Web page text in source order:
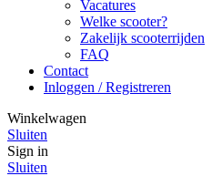
Vacatures
Welke scooter?
Zakelijk scooterrijden
FAQ
Contact
Inloggen / Registreren
Winkelwagen
Sluiten
Sign in
Sluiten